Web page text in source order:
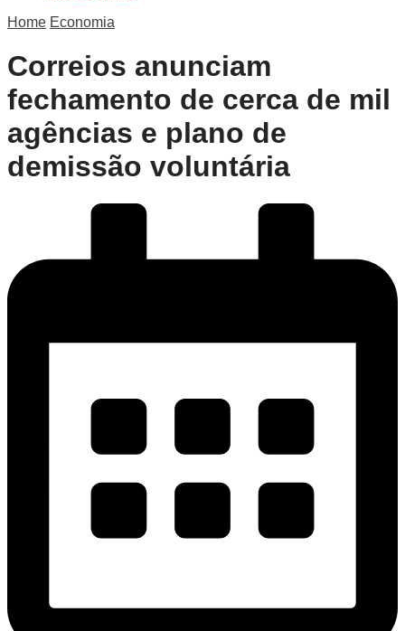
Home Economia
Correios anunciam
fechamento de cerca de mil
agências e plano de
demissão voluntária